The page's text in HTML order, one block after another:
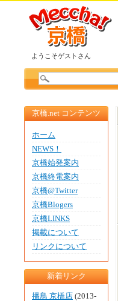
ようこそゲストさん
京橋.net コンテンツ
ホーム
NEWS！
京橋始発案内
京橋終電案内
京橋@Twitter
京橋Blogers
京橋LINKS
掲載について
リンクについて
新着リンク
播鳥 京橋店 (2013-